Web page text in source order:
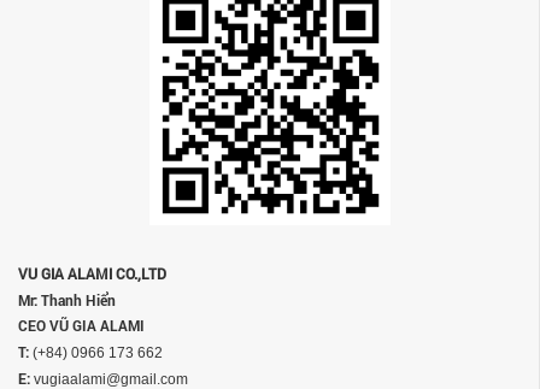
VU GIA ALAMI CO.,LTD
Mr: Thanh Hiển
CEO VŨ GIA ALAMI
T: (+84) 0966 173 662
E: vugiaalami@gmail.com